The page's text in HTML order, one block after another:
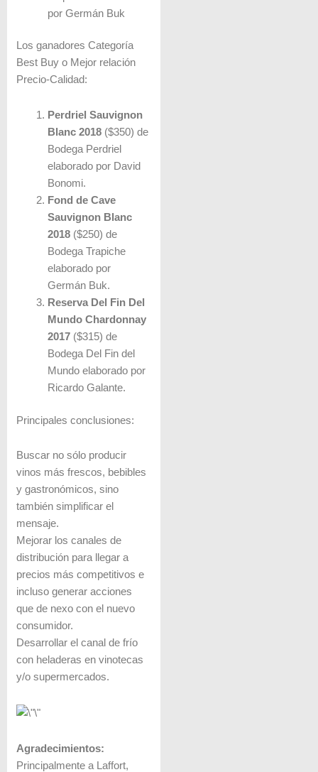
por Germán Buk
Los ganadores Categoría
Best Buy o Mejor relación
Precio-Calidad:
Perdriel Sauvignon
Blanc 2018($350) de
Bodega Perdriel
elaborado por David
Bonomi.
Fond de Cave
Sauvignon Blanc
2018($250) de
Bodega Trapiche
elaborado por
Germán Buk.
Reserva Del Fin Del
Mundo Chardonnay
2017($315) de
Bodega Del Fin del
Mundo elaborado por
Ricardo Galante.
Principales conclusiones:
Buscar no sólo producir
vinos más frescos, bebibles
y gastronómicos, sino
también simplificar el
mensaje.
Mejorar los canales de
distribución para llegar a
precios más competitivos e
incluso generar acciones
que de nexo con el nuevo
consumidor.
Desarrollar el canal de frío
con heladeras en vinotecas
y/o supermercados.
Agradecimientos:
Principalmente a Laffort,